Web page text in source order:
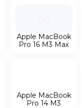
Apple MacBook
Pro 16 M3 Max
Apple MacBook
Pro 14 M3